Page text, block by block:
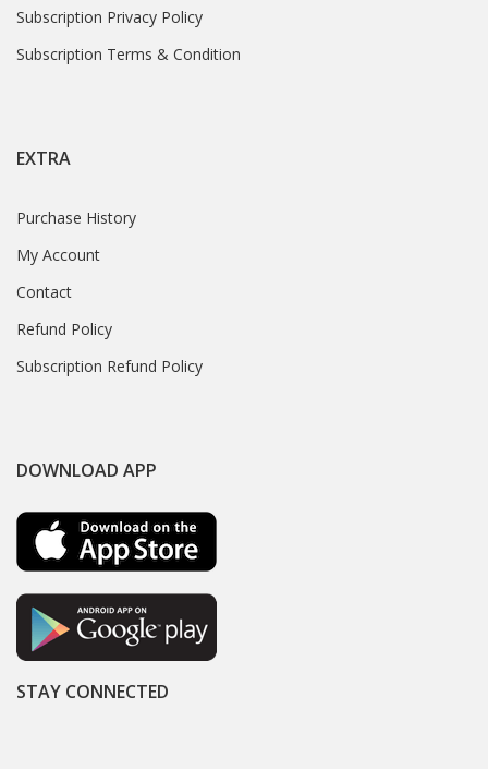
Subscription Privacy Policy
Subscription Terms & Condition
EXTRA
Purchase History
My Account
Contact
Refund Policy
Subscription Refund Policy
DOWNLOAD APP
STAY CONNECTED